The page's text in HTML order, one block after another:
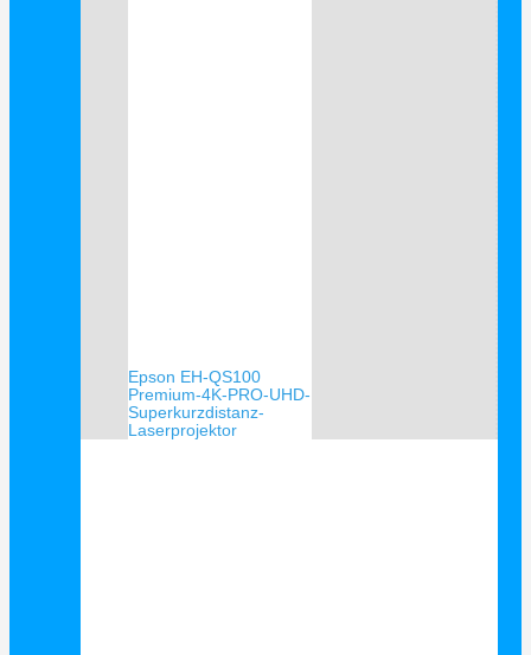
Epson EH-QS100
Premium-4K-PRO-UHD-
Superkurzdistanz-
Laserprojektor